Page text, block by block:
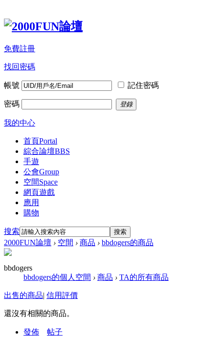
免費註冊
找回密碼
帳號 記住密碼
密碼 登錄
我的中心
首頁Portal
綜合論壇BBS
手遊
公會Group
空間Space
網頁遊戲
應用
購物
搜索 搜索
2000FUN論壇 › 空間 › 商品 › bbdogers的商品
bbdogers
bbdogers的個人空間 › 商品 › TA的所有商品
出售的商品| 信用評價
還沒有相關的商品。
發佈
帖子